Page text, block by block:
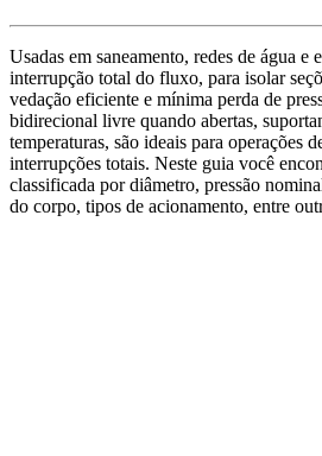
Usadas em saneamento, redes de água e
interrupção total do fluxo, para isolar
vedação eficiente e mínima perda de
bidirecional livre quando abertas,
temperaturas, são ideais para operações
interrupções totais. Neste guia você
classificada por diâmetro, pressão
do corpo, tipos de acionamento, entre